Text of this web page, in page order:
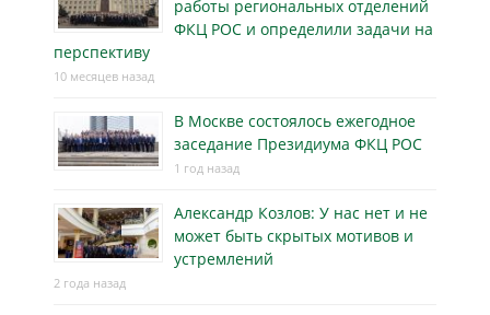
работы региональных отделений
ФКЦ РОС и определили задачи на
перспективу
10 месяцев назад
В Москве состоялось ежегодное
заседание Президиума ФКЦ РОС
1 год назад
Александр Козлов: У нас нет и не
может быть скрытых мотивов и
устремлений
2 года назад